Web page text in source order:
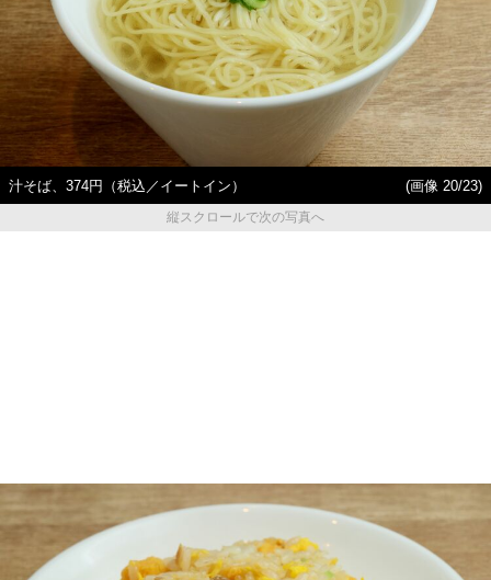
汁そば、374円（税込／イートイン）
(画像 20/23)
縦スクロールで次の写真へ